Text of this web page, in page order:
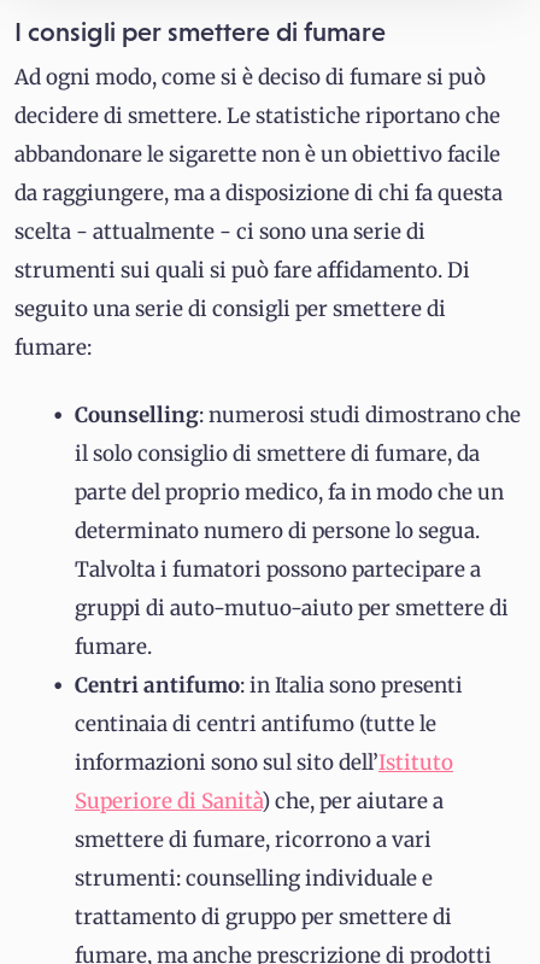
I consigli per smettere di fumare
Ad ogni modo, come si è deciso di fumare si può
decidere di smettere. Le statistiche riportano che
abbandonare le sigarette non è un obiettivo facile
da raggiungere, ma a disposizione di chi fa questa
scelta - attualmente - ci sono una serie di
strumenti sui quali si può fare affidamento. Di
seguito una serie di consigli per smettere di
fumare:
Counselling: numerosi studi dimostrano che
il solo consiglio di smettere di fumare, da
parte del proprio medico, fa in modo che un
determinato numero di persone lo segua.
Talvolta i fumatori possono partecipare a
gruppi di auto-mutuo-aiuto per smettere di
fumare.
Centri antifumo: in Italia sono presenti
centinaia di centri antifumo (tutte le
informazioni sono sul sito dell’Istituto
Superiore di Sanità) che, per aiutare a
smettere di fumare, ricorrono a vari
strumenti: counselling individuale e
trattamento di gruppo per smettere di
fumare, ma anche prescrizione di prodotti